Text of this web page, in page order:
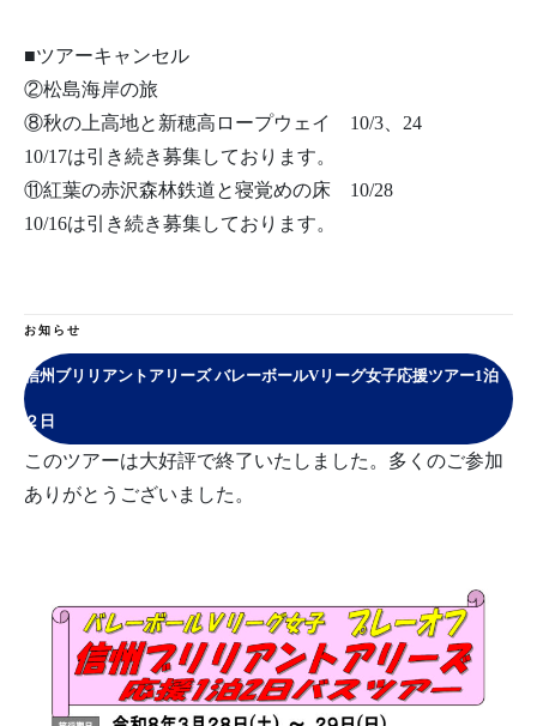
■ツアーキャンセル
②松島海岸の旅
⑧秋の上高地と新穂高ロープウェイ 10/3、24
10/17は引き続き募集しております。
⑪紅葉の赤沢森林鉄道と寝覚めの床 10/28
10/16は引き続き募集しております。
お知らせ
信州ブリリアントアリーズ バレーボールVリーグ女子応援ツアー1泊
２日
このツアーは大好評で終了いたしました。多くのご参加
ありがとうございました。